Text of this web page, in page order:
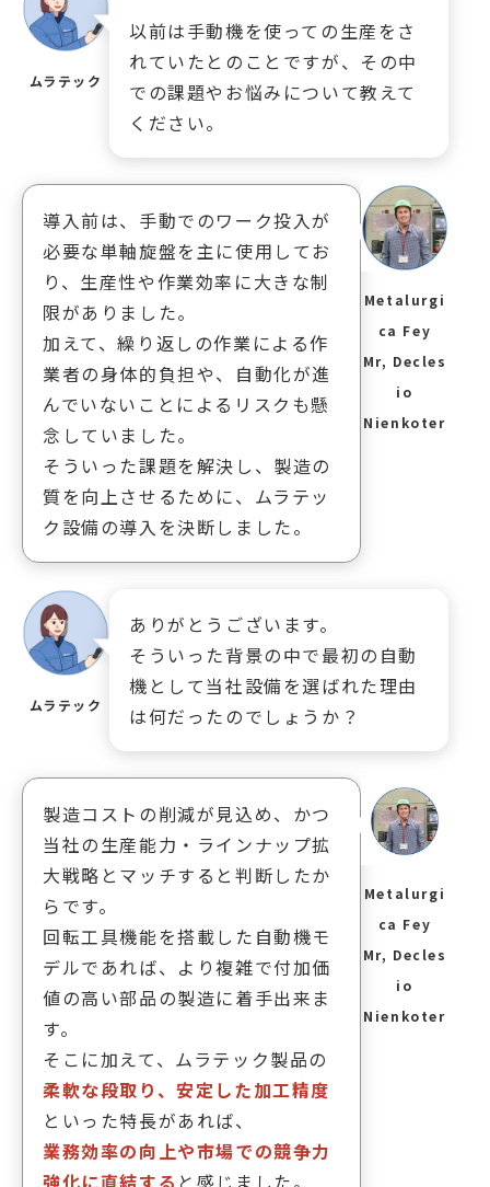
ムラテック
以前は手動機を使っての生産をさ
れていたとのことですが、その中
での課題やお悩みについて教えて
ください。
導入前は、手動でのワーク投入が
必要な単軸旋盤を主に使用してお
り、生産性や作業効率に大きな制
限がありました。
加えて、繰り返しの作業による作
業者の身体的負担や、自動化が進
んでいないことによるリスクも懸
念していました。
そういった課題を解決し、製造の
質を向上させるために、ムラテッ
ク設備の導入を決断しました。
Metalurgi
ca Fey
Mr, Decles
io
Nienkoter
ムラテック
ありがとうございます。
そういった背景の中で最初の自動
機として当社設備を選ばれた理由
は何だったのでしょうか？
製造コストの削減が見込め、かつ
当社の生産能力・ラインナップ拡
大戦略とマッチすると判断したか
らです。
回転工具機能を搭載した自動機モ
デルであれば、より複雑で付加価
値の高い部品の製造に着手出来ま
す。
そこに加えて、ムラテック製品の
柔軟な段取り、安定した加工精度
といった特長があれば、
業務効率の向上や市場での競争力
Metalurgi
ca Fey
Mr, Decles
io
Nienkoter